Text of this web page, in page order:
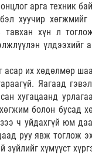
арга техник
хуучир
хүн л
үлдээхийг
асар их хөдөлмөр
Яагаад
хугацаанд
болон бусад
ч уйдахгүй юм
руу явж тоглож
зүйлийг хүмүүст